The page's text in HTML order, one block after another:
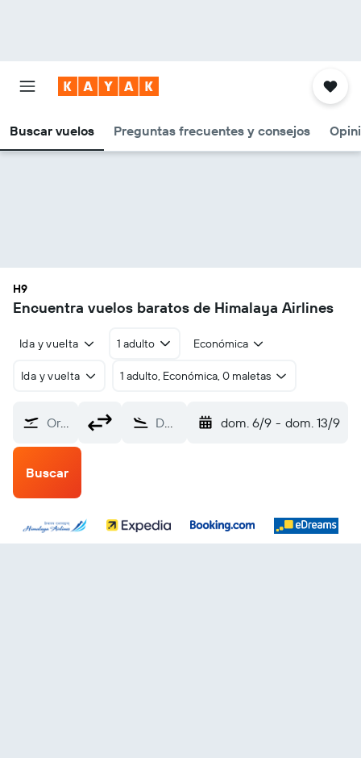
Buscar vuelos Preguntas frecuentes y consejos
H9
Encuentra vuelos baratos de Himalaya Airlines
Ida y vuelta 1 adulto Económica
Ida y vuelta 1 adulto, Económica, 0 maletas
Origen Destino dom. 6/9 - dom. 13/9
Buscar